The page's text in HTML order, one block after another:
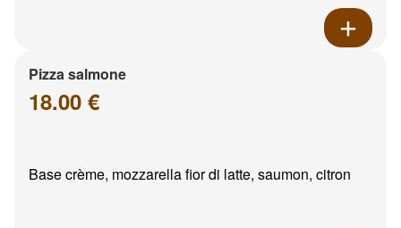
Pizza salmone
18.00 €
Base crème, mozzarella fior di latte, saumon, citron